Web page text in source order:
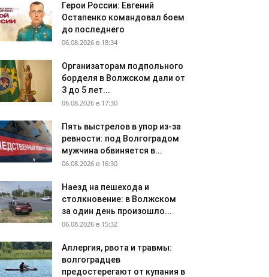
Герои России: Евгений
Остапенко командовал боем
до последнего
06.08.2026 в 18:34
Организаторам подпольного
борделя в Волжском дали от
3 до 5 лет...
06.08.2026 в 17:30
Пять выстрелов в упор из-за
ревности: под Волгоградом
мужчина обвиняется в...
06.08.2026 в 16:30
Наезд на пешехода и
столкновение: в Волжском
за один день произошло...
06.08.2026 в 15:32
Аллергия, рвота и травмы:
волгоградцев
предостерегают от купания в